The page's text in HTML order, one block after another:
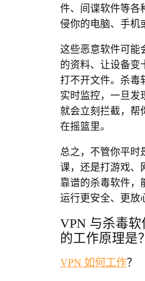
件、间谍软件等各
侵你的电脑、手机
这些恶意软件可能
的资料、让设备变
打不开文件。杀毒
实时监控，一旦发
就会立刻拦截，帮
在摇篮里。
总之，不管你平时
课，还是打游戏、
靠谱的杀毒软件，
运行更安全、更放
VPN 与杀毒软
的工作原理是？
VPN 如何工作？